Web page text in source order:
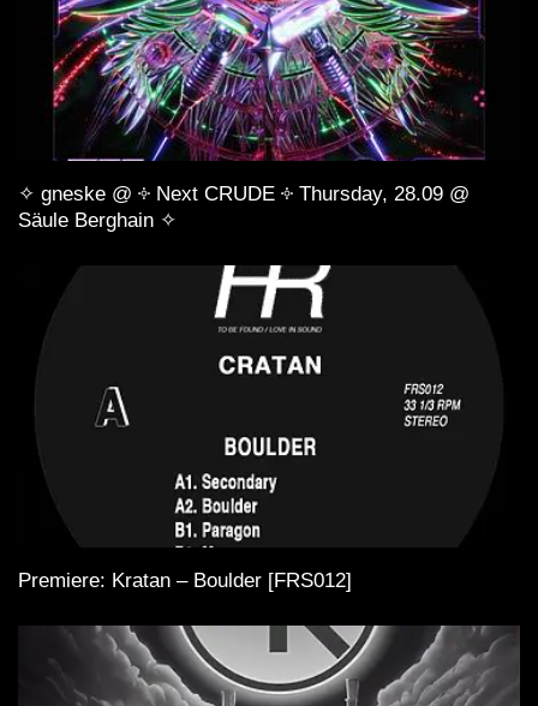
✧ gneske @ ༓ Next CRUDE ༓ Thursday, 28.09 @
Säule Berghain ✧
Premiere: Kratan – Boulder [FRS012]